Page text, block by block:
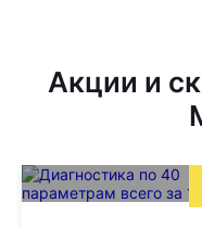
Акции и